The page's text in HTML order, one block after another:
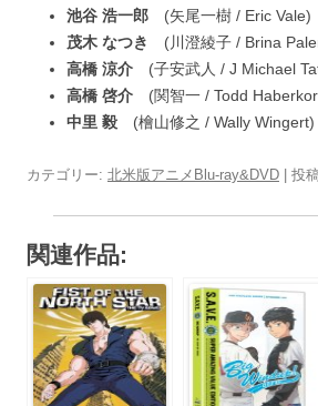
池谷 浩一郎 (矢尾一樹 / Eric Vale)
茂木 なつき
(川澄綾子 / Brina
高橋 涼介 (子安武人 / J Michael
高橋 啓介 (関智一 / Todd
中里 毅 (檜山修之 / Wally Wingert)
カテゴリー: 北米版アニメBlu-ray&DVD | 投
関連作品: